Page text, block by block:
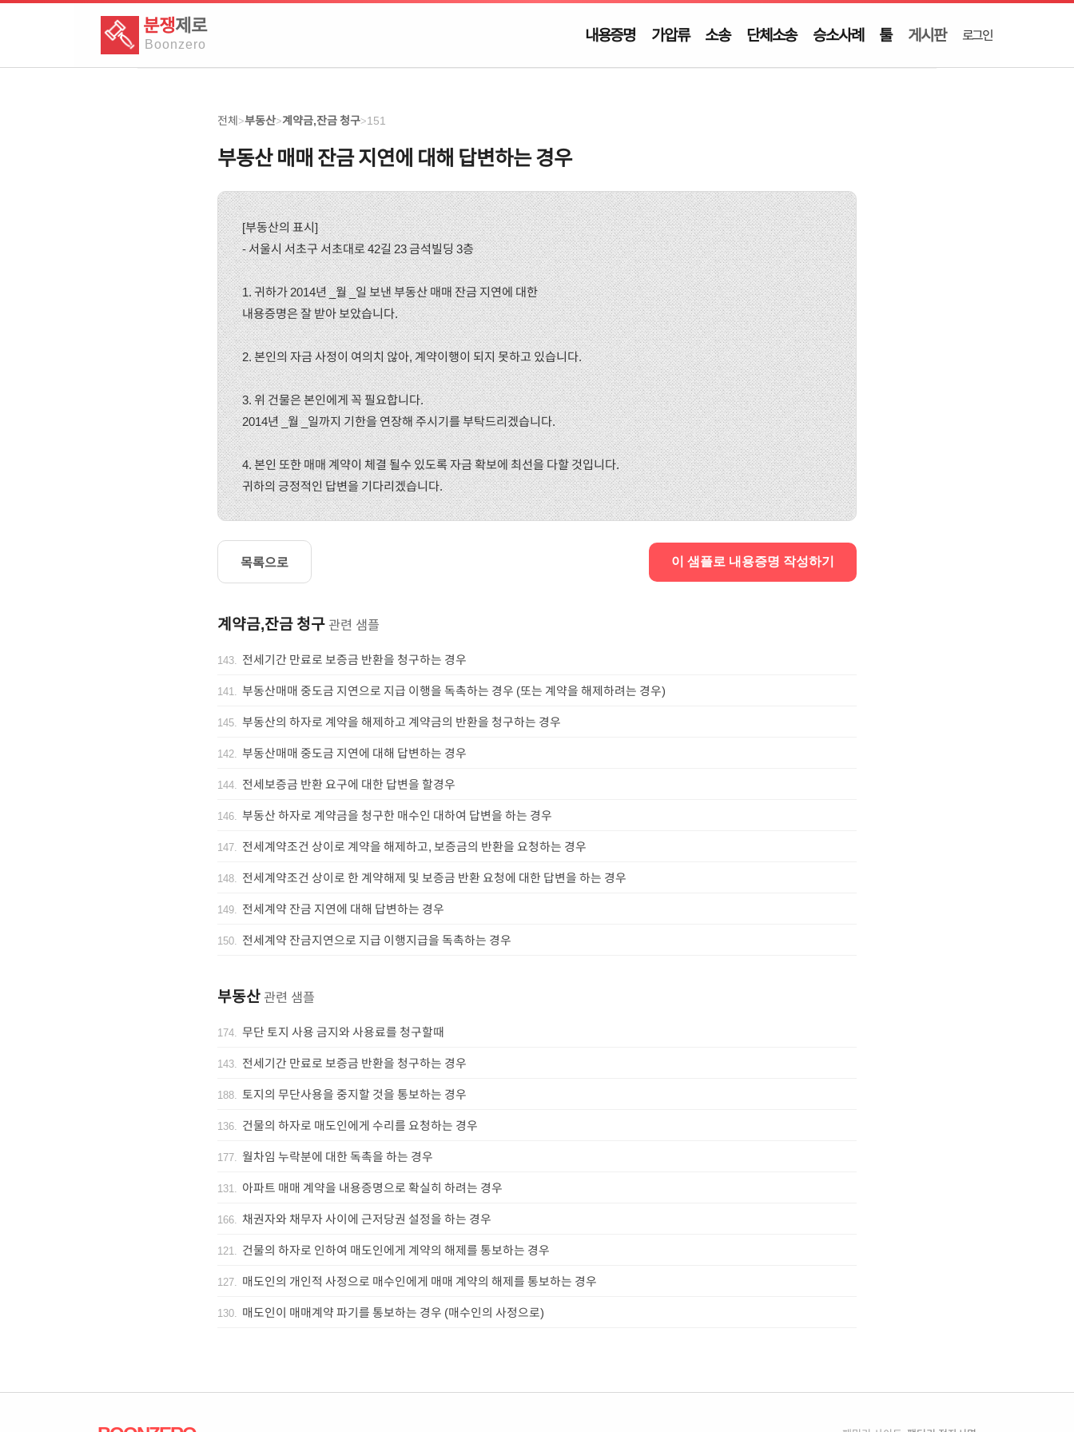
분쟁제로
Boonzero 내용증명 가압류 소송 단체소송 승소사례 툴 게시판 로그인
전체>부동산>계약금,잔금 청구>151
부동산 매매 잔금 지연에 대해 답변하는 경우
[부동산의 표시]
- 서울시 서초구 서초대로 42길 23 금석빌딩 3층
1. 귀하가 2014년 _월 _일 보낸 부동산 매매 잔금 지연에 대한
내용증명은 잘 받아 보았습니다.
2. 본인의 자금 사정이 여의치 않아, 계약이행이 되지 못하고 있습니다.
3. 위 건물은 본인에게 꼭 필요합니다.
2014년 _월 _일까지 기한을 연장해 주시기를 부탁드리겠습니다.
4. 본인 또한 매매 계약이 체결 될수 있도록 자금 확보에 최선을 다할 것입니다.
귀하의 긍정적인 답변을 기다리겠습니다.
목록으로 이 샘플로 내용증명 작성하기
계약금,잔금 청구 관련 샘플
143. 전세기간 만료로 보증금 반환을 청구하는 경우
141. 부동산매매 중도금 지연으로 지급 이행을 독촉하는 경우 (또는 계약을 해제하려는 경우)
145. 부동산의 하자로 계약을 해제하고 계약금의 반환을 청구하는 경우
142. 부동산매매 중도금 지연에 대해 답변하는 경우
144. 전세보증금 반환 요구에 대한 답변을 할경우
146. 부동산 하자로 계약금을 청구한 매수인 대하여 답변을 하는 경우
147. 전세계약조건 상이로 계약을 해제하고, 보증금의 반환을 요청하는 경우
148. 전세계약조건 상이로 한 계약해제 및 보증금 반환 요청에 대한 답변을 하는 경우
149. 전세계약 잔금 지연에 대해 답변하는 경우
150. 전세계약 잔금지연으로 지급 이행지급을 독촉하는 경우
부동산 관련 샘플
174. 무단 토지 사용 금지와 사용료를 청구할때
143. 전세기간 만료로 보증금 반환을 청구하는 경우
188. 토지의 무단사용을 중지할 것을 통보하는 경우
136. 건물의 하자로 매도인에게 수리를 요청하는 경우
177. 월차임 누락분에 대한 독촉을 하는 경우
131. 아파트 매매 계약을 내용증명으로 확실히 하려는 경우
166. 채권자와 채무자 사이에 근저당권 설정을 하는 경우
121. 건물의 하자로 인하여 매도인에게 계약의 해제를 통보하는 경우
127. 매도인의 개인적 사정으로 매수인에게 매매 계약의 해제를 통보하는 경우
130. 매도인이 매매계약 파기를 통보하는 경우 (매수인의 사정으로)